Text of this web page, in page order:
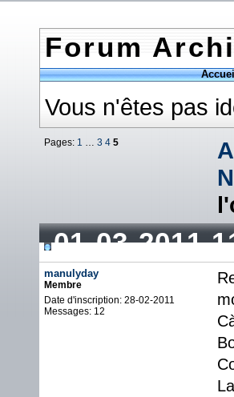
Forum
Vous n'êtes pas
Pages: 1 … 3 4 5
01-03-2011
manulyday
Membre
Date d'inscription: 28-02-2011
Messages: 12